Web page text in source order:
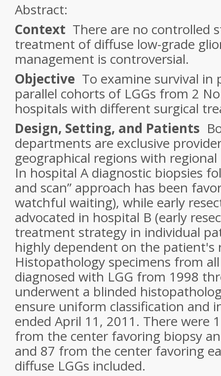
Abstract:
Context There are no controlled
treatment of diffuse low-grade
management is controversial.
Objective To examine survival in
parallel cohorts of LGGs from 2
hospitals with different surgical
Design, Setting, and Patients
departments are exclusive
geographical regions with
In hospital A diagnostic biopsies
and scan” approach has been
watchful waiting), while early
advocated in hospital B (early
treatment strategy in individual
highly dependent on the patient's
Histopathology specimens from
diagnosed with LGG from 1998
underwent a blinded
ensure uniform classification and
ended April 11, 2011. There were
from the center favoring biopsy
and 87 from the center favoring
diffuse LGGs included.